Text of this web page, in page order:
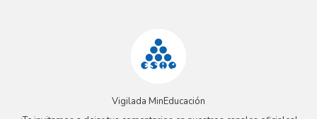
Vigilada MinEducación